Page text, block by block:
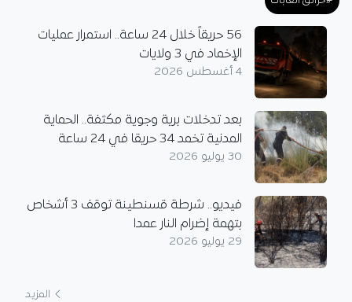
56 حريقاً خلال 24 ساعة.. استمرار عمليات
الإخماد في 3 ولايات
4 أغسطس 2026
بعد تدخلات برية وجوية مكثفة.. الحماية
المدنية تخمد 34 حريقا في 24 ساعة
30 يوليو 2026
فيديو.. شرطة قسنطينة توقف 3 أشخاص
بتهمة إضرام النار عمدا
29 يوليو 2026
المزيد